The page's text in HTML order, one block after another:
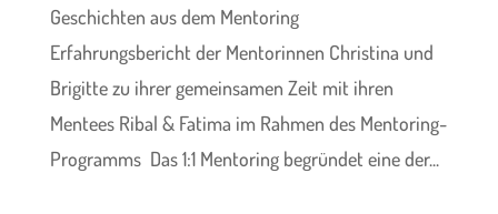
Geschichten aus dem Mentoring
Erfahrungsbericht der Mentorinnen Christina und
Brigitte zu ihrer gemeinsamen Zeit mit ihren
Mentees Ribal & Fatima im Rahmen des Mentoring-
Programms Das 1:1 Mentoring begründet eine der...